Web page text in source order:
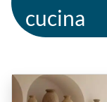
cucina